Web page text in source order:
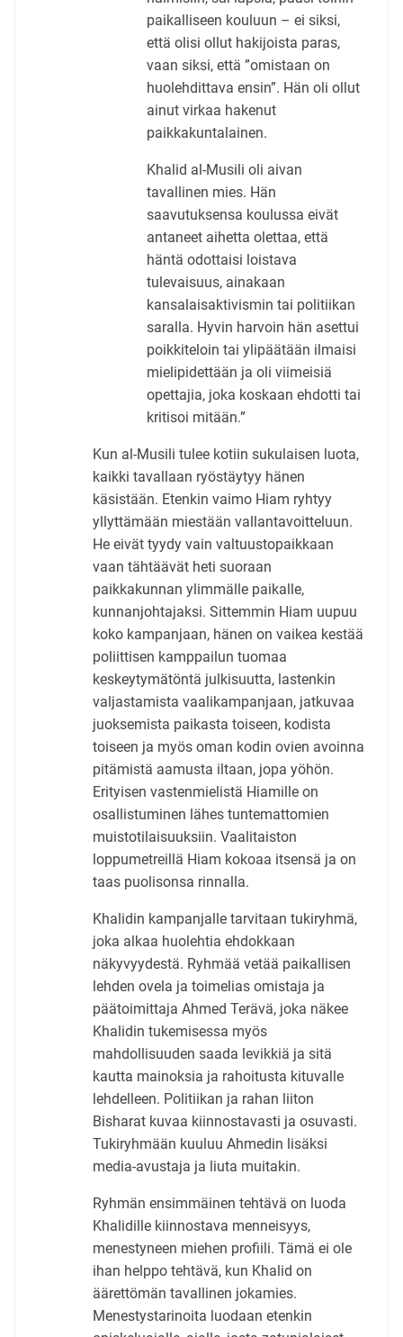
paikalliseen kouluun – ei siksi,
että olisi ollut hakijoista paras,
vaan siksi, että ”omistaan on
huolehdittava ensin”. Hän oli ollut
ainut virkaa hakenut
paikkakuntalainen.
Khalid al-Musili oli aivan
tavallinen mies. Hän
saavutuksensa koulussa eivät
antaneet aihetta olettaa, että
häntä odottaisi loistava
tulevaisuus, ainakaan
kansalaisaktivismin tai politiikan
saralla. Hyvin harvoin hän asettui
poikkiteloin tai ylipäätään ilmaisi
mielipidettään ja oli viimeisiä
opettajia, joka koskaan ehdotti tai
kritisoi mitään.”
Kun al-Musili tulee kotiin sukulaisen luota,
kaikki tavallaan ryöstäytyy hänen
käsistään. Etenkin vaimo Hiam ryhtyy
yllyttämään miestään vallantavoitteluun.
He eivät tyydy vain valtuustopaikkaan
vaan tähtäävät heti suoraan
paikkakunnan ylimmälle paikalle,
kunnanjohtajaksi. Sittemmin Hiam uupuu
koko kampanjaan, hänen on vaikea kestää
poliittisen kamppailun tuomaa
keskeytymätöntä julkisuutta, lastenkin
valjastamista vaalikampanjaan, jatkuvaa
juoksemista paikasta toiseen, kodista
toiseen ja myös oman kodin ovien avoinna
pitämistä aamusta iltaan, jopa yöhön.
Erityisen vastenmielistä Hiamille on
osallistuminen lähes tuntemattomien
muistotilaisuuksiin. Vaalitaiston
loppumetreillä Hiam kokoaa itsensä ja on
taas puolisonsa rinnalla.
Khalidin kampanjalle tarvitaan tukiryhmä,
joka alkaa huolehtia ehdokkaan
näkyvyydestä. Ryhmää vetää paikallisen
lehden ovela ja toimelias omistaja ja
päätoimittaja Ahmed Terävä, joka näkee
Khalidin tukemisessa myös
mahdollisuuden saada levikkiä ja sitä
kautta mainoksia ja rahoitusta kituvalle
lehdelleen. Politiikan ja rahan liiton
Bisharat kuvaa kiinnostavasti ja osuvasti.
Tukiryhmään kuuluu Ahmedin lisäksi
media-avustaja ja liuta muitakin.
Ryhmän ensimmäinen tehtävä on luoda
Khalidille kiinnostava menneisyys,
menestyneen miehen profiili. Tämä ei ole
ihan helppo tehtävä, kun Khalid on
äärettömän tavallinen jokamies.
Menestystarinoita luodaan etenkin